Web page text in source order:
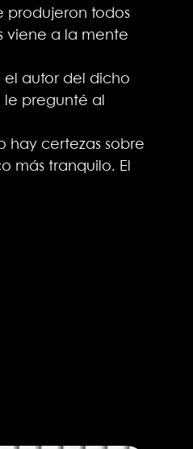
produjeron todos
viene a la mente
el autor del dicho
pregunté al
hay certezas sobre
más tranquilo. El